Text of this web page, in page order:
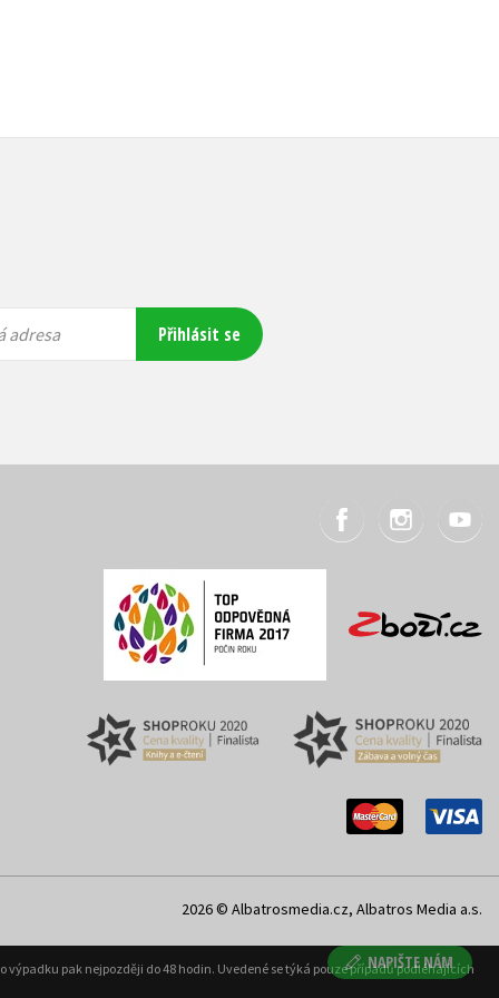
NAPIŠTE NÁM
adresa Přihlásit se
2026 © Albatrosmedia.cz, Albatros Media a.s.
pak nejpozději do 48 hodin. Uvedené se týká pouze případů podléhajících